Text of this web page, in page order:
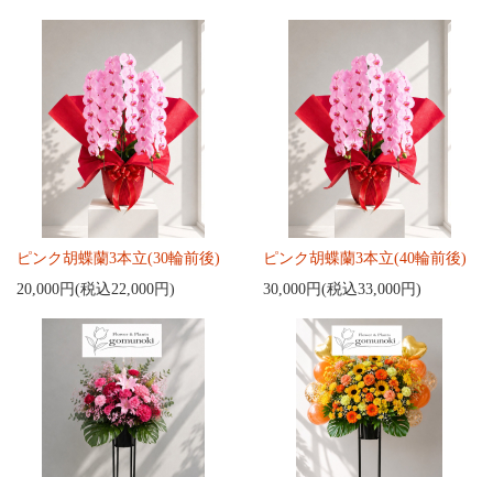
ピンク胡蝶蘭3本立(30輪前後)
20,000円(税込22,000円)
ピンク胡蝶蘭3本立(40輪前後)
30,000円(税込33,000円)